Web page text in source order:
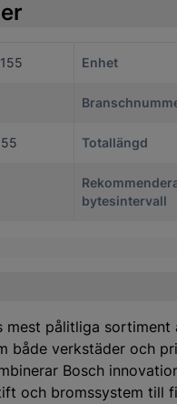
Enhet
Totallängd
bytesintervall
mest pålitliga
både verkstäder och
Bosch
och bromssystem till